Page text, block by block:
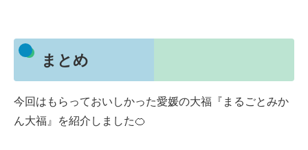
まとめ
今回はもらっておいしかった愛媛の大福『まるごとみか
ん大福』を紹介しました🍊